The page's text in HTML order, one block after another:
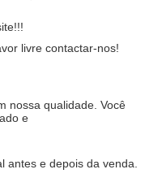
livre contactar-nos!
nossa qualidade. Você
e
antes e depois da venda.